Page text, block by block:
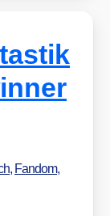
, Fandom,